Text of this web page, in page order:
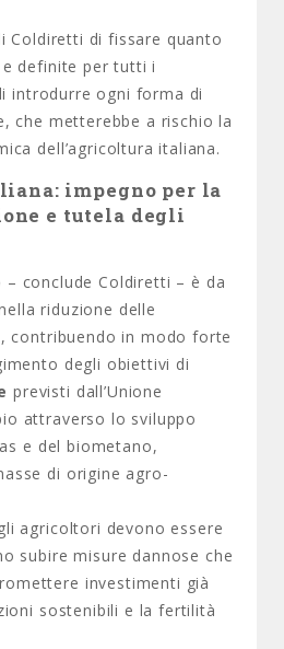
Coldiretti di fissare quanto
definite per tutti i
introdurre ogni forma di
che metterebbe a rischio la
dell’agricoltura italiana.
impegno per la
e tutela degli
– conclude Coldiretti – è da
riduzione delle
contribuendo in modo forte
degli obiettivi di
previsti dall’Unione
attraverso lo sviluppo
e del biometano,
di origine agro-
agricoltori devono essere
subire misure dannose che
investimenti già
sostenibili e la fertilità